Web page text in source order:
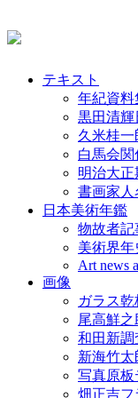
テキスト
年紀資料
黒田清輝
久米桂
白馬会
明治大
書画家人
日本美術年鑑
物故者記
美術界年
Art news
画像
ガラス乾
尾高鮮
和田新調
新海竹太
写真原板
畑正吉フ